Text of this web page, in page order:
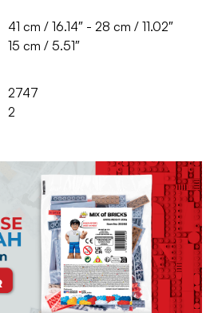
41 cm / 16.14″ - 28 cm / 11.02″
15 cm / 5.51″
2747
2